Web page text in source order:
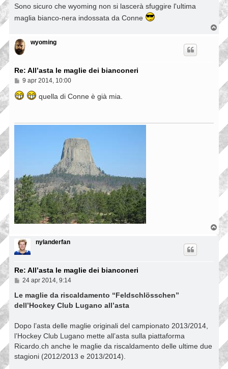
s
a
i
o
Sono sicuro che wyoming non si lascerà sfuggire l'ultima
maglia bianco-nera indossata da Conne
wyoming
Re: All’asta le maglie dei bianconeri
M
s
s
g
9 apr 2014, 10:00
quella di Conne è già mia.
T
o
p
nylanderfan
Re: All’asta le maglie dei bianconeri
M
s
a
i
o
24 apr 2014, 9:14
Le maglie da riscaldamento “Feldschlösschen”
dell’Hockey Club Lugano all’asta
Dopo l’asta delle maglie originali del campionato 2013/2014,
l’Hockey Club Lugano mette all’asta sulla piattaforma
Ricardo.ch anche le maglie da riscaldamento delle ultime due
stagioni (2012/2013 e 2013/2014).